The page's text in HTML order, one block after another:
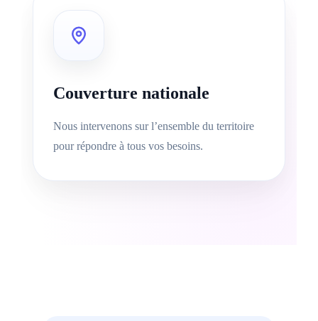
Couverture nationale
Nous intervenons sur l’ensemble du territoire
pour répondre à tous vos besoins.